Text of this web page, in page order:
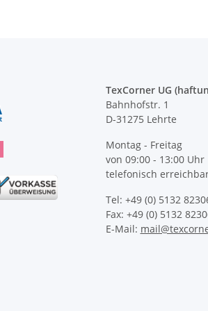
TexCorner UG
Bahnhofstr. 1
D-31275 Lehrte
Montag - Freitag
von 09:00 - 13:00 Uhr
telefonisch
Tel: +49 (0) 5132
Fax: +49 (0) 5132
E-Mail: